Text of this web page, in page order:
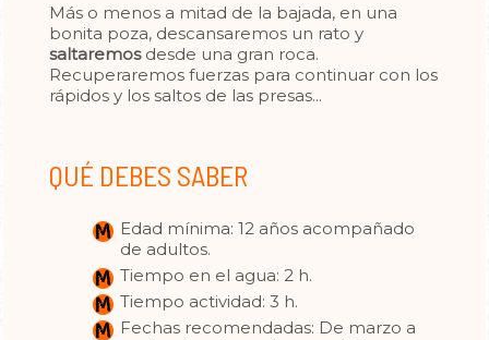
Más o menos a mitad de la bajada, en una
bonita poza, descansaremos un rato y
saltaremosdesde una gran roca.
Recuperaremos fuerzas para continuar con los
rápidos y los saltos de las presas...
QUÉ DEBES SABER
Edad mínima: 12 años acompañado
de adultos.
Tiempo en el agua: 2 h.
Tiempo actividad: 3 h.
Fechas recomendadas: De marzo a